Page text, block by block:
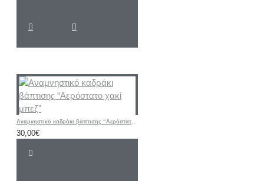
Αναμνηστικό καδράκι βάπτισης “Αερόστατο χακί μπεζ"
30,00€